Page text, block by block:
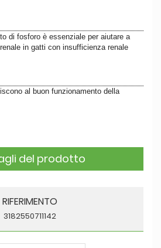
di fosforo è essenziale per aiutare a
in gatti con insufficienza renale
al buon funzionamento della
del prodotto
RIFERIMENTO
3182550711142